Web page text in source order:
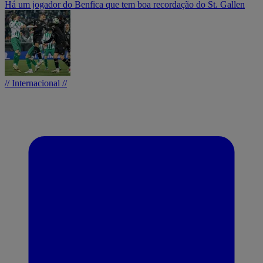
Há um jogador do Benfica que tem boa recordação do St. Gallen
// Internacional //